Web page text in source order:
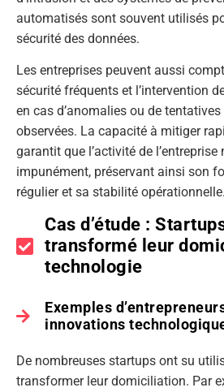
automatisés sont souvent utilisés
sécurité des données.
Les entreprises peuvent aussi
sécurité fréquents et l’intervention
en cas d’anomalies ou de tentatives
observées. La capacité à mitiger
garantit que l’activité de
impunément, préservant ainsi son
régulier et sa stabilité opérationnelle.
Cas d’étude :
transformé leur
technologie
Exemples
innovations
De nombreuses startups ont su
transformer leur domiciliation. Par